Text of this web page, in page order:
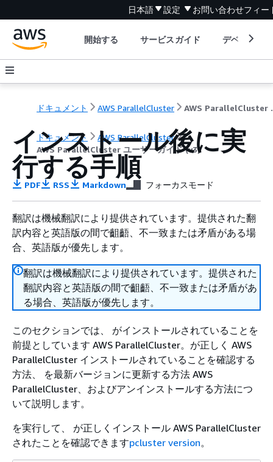
日本語 設定 お問い合わせフィー
開始する サービスガイド デベロッパ
ドキュメント AWS ParallelCluster AWS
ドキュメント
AWS ParallelCluster
AWS ParallelCluster ユーザーガイド (v3)
インストール後に実
行する手順
PDF RSS Markdown フォーカスモード
翻訳は機械翻訳により提供されています。提供された翻
訳内容と英語版の間で齟齬、不一致または矛盾がある場
合、英語版が優先します。
翻訳は機械翻訳により提供されています。提供された
翻訳内容と英語版の間で齟齬、不一致または矛盾があ
る場合、英語版が優先します。
このセクションでは、 がインストールされていることを
前提としています AWS ParallelCluster。が正しく AWS
ParallelCluster インストールされていることを確認する
方法、 を最新バージョンに更新する方法 AWS
ParallelCluster、およびアンインストールする方法につ
いて説明します。
を実行して、 が正しくインストール AWS ParallelCluster
されたことを確認できますpcluster version。